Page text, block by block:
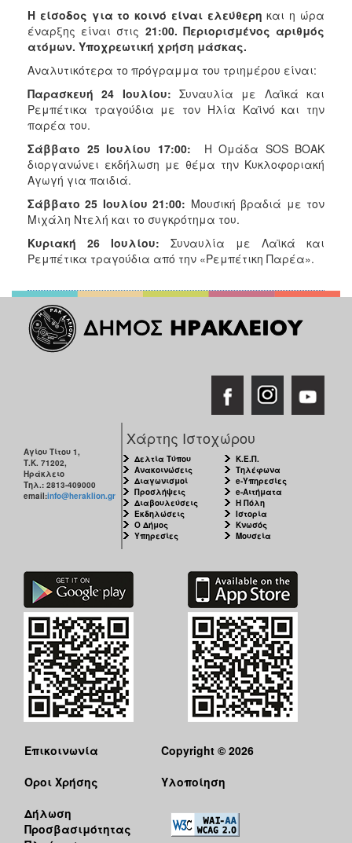
ΔΗΜΟΤΗΣ
ΕΠΙΣΚΕΠΤΗΣ
ΗΡΑΚΛΕΙΟ
Η είσοδος για το κοινό είναι ελεύθερη και η ώρα
έναρξης είναι στις 21:00. Περιορισμένος αριθμός
ατόμων. Υποχρεωτική χρήση μάσκας.
Αναλυτικότερα το πρόγραμμα του τριημέρου είναι:
Παρασκευή 24 Ιουλίου: Συναυλία με Λαϊκά και
Ρεμπέτικα τραγούδια με τον Ηλία Καϊνό και την
παρέα του.
Σάββατο 25 Ιουλίου 17:00:
Η Ομάδα SOS ΒΟΑΚ
διοργανώνει εκδήλωση με θέμα την Κυκλοφοριακή
Αγωγή για παιδιά.
Σάββατο 25 Ιουλίου 21:00: Μουσική βραδιά με τον
Μιχάλη Ντελή και το συγκρότημα του.
Κυριακή 26 Ιουλίου: Συναυλία με Λαϊκά και
Ρεμπέτικα τραγούδια από την «Ρεμπέτικη Παρέα».
Αγίου Τίτου 1,
Τ.Κ. 71202,
Ηράκλειο
Τηλ.: 2813-409000
email:info@heraklion.gr
Χάρτης Ιστοχώρου
Δελτία Τύπου
Ανακοινώσεις
Διαγωνισμοί
Προσλήψεις
Διαβουλεύσεις
Εκδηλώσεις
Ο Δήμος
Υπηρεσίες
Κ.Ε.Π.
Τηλέφωνα
e-Υπηρεσίες
e-Αιτήματα
Η Πόλη
Ιστορία
Κνωσός
Μουσεία
Επικοινωνία
Όροι Χρήσης
Δήλωση
Προσβασιμότητας
Copyright © 2026
Υλοποίηση